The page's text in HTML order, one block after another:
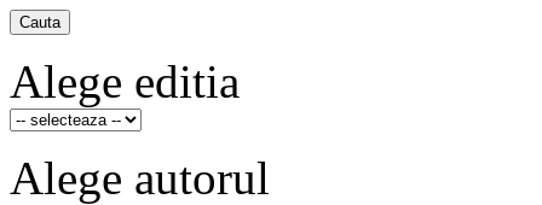
Cauta
Alege editia
Alege autorul